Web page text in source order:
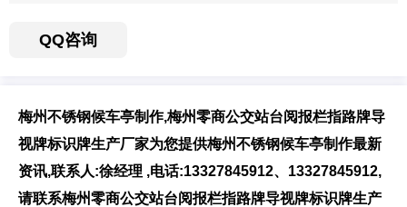
QQ咨询
梅州不锈钢候车亭制作,梅州零商公交站台阅报栏指路牌导
视牌标识牌生产厂家为您提供梅州不锈钢候车亭制作最新
资讯,联系人:徐经理 ,电话:13327845912、13327845912,
请联系梅州零商公交站台阅报栏指路牌导视牌标识牌生产